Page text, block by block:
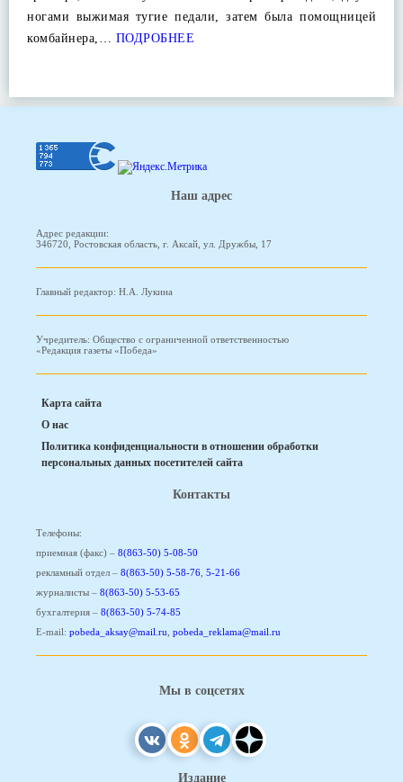
ногами выжимая тугие педали, затем была помощницей
комбайнера,… ПОДРОБНЕЕ
Наш адрес
Адрес редакции:
346720, Ростовская область, г. Аксай, ул. Дружбы, 17
Главный редактор: Н.А. Лукина
Учредитель: Общество с ограниченной ответственностью
«Редакция газеты «Победа»
Карта сайта
О нас
Политика конфиденциальности в отношении обработки
персональных данных посетителей сайта
Контакты
Телефоны:
приемная (факс) – 8(863-50) 5-08-50
рекламный отдел – 8(863-50) 5-58-76 5-21-66
журналисты – 8(863-50) 5-53-65
бухгалтерия – 8(863-50) 5-74-85
E-mail: pobeda_aksay@mail.ru pobeda_reklama@mail.ru
Мы в соцсетях
Издание